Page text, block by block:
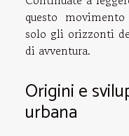
questo
solo gli orizzonti
di avventura.
Origini e
urbana